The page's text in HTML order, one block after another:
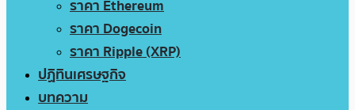
ราคา Ethereum
ราคา Dogecoin
ราคา Ripple (XRP)
ปฏิทินเศรษฐกิจ
บทความ